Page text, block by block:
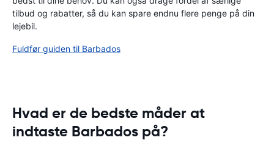
tilbud og rabatter, så du kan spare endnu flere penge på din
lejebil.
Fuldfør guiden til Barbados
Hvad er de bedste måder at
indtaste Barbados på?